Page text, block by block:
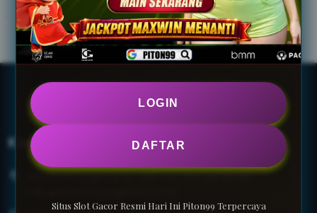
LOGIN
DAFTAR
Situs Slot Gacor Resmi Hari Ini Piton99 Terpercaya
Kontak Kami
Jl.Kolonel Sugiono No.466 Kec.Mergangsan,